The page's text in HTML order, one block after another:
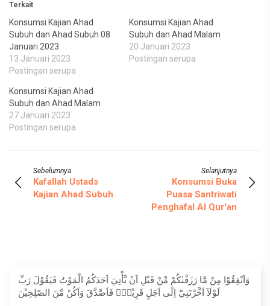
Terkait
Konsumsi Kajian Ahad
Subuh dan Ahad Subuh 08
Januari 2023
13 Januari 2023
Postingan serupa
Konsumsi Kajian Ahad
Subuh dan Ahad Malam
20 Januari 2023
Postingan serupa
Konsumsi Kajian Ahad
Subuh dan Ahad Malam
27 Januari 2023
Postingan serupa
Sebelumnya
Kafallah Ustads
Kajian Ahad Subuh
Selanjutnya
Konsumsi Buka
Puasa Santriwati
Penghafal Al Qur'an
وَاَنْفِقُوْا مِنْ مَّا رَزَقْنٰكُمْ مِّنْ قَبْلِ اَنْ يَّأْتِيَ اَحَدَكُمُ الْمَوْتُ فَيَقُوْلَ رَبِّ
لَوْلَآ اَخَّرْتَنِيْٓ اِلٰٓى اَجَلٍ قَرِيْبٍۚ فَاَصَّدَّقَ وَاَكُنْ مِّنَ الصّٰلِحِيْنَ